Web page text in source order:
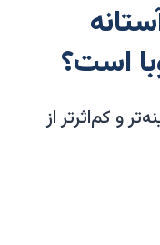
است؟
و کم‌اثرتر از